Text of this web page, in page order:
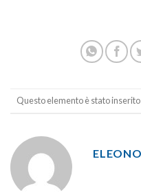
Questo elemento è stato inserito